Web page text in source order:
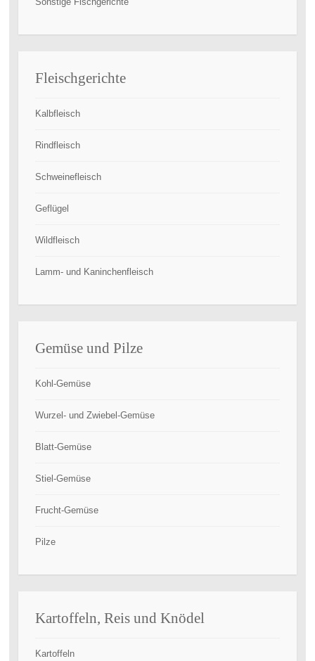
Fleischgerichte
Kalbfleisch
Rindfleisch
Schweinefleisch
Geflügel
Wildfleisch
Lamm- und Kaninchenfleisch
Gemüse und Pilze
Kohl-Gemüse
Wurzel- und Zwiebel-Gemüse
Blatt-Gemüse
Stiel-Gemüse
Frucht-Gemüse
Pilze
Kartoffeln, Reis und Knödel
Kartoffeln